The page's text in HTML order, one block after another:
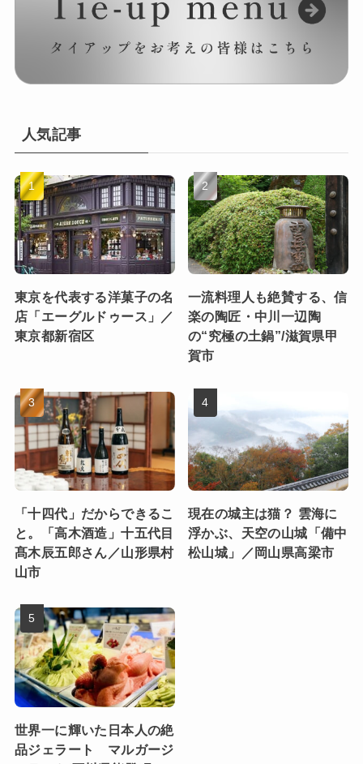
人気記事
東京を代表する洋菓子の名
店「エーグルドゥース」／
東京都新宿区
一流料理人も絶賛する、信
楽の陶匠・中川一辺陶
の“究極の土鍋”/滋賀県甲
賀市
「十四代」だからできるこ
と。「高木酒造」十五代目
髙木辰五郎さん／山形県村
山市
現在の城主は猫？ 雲海に
浮かぶ、天空の山城「備中
松山城」／岡山県高梁市
世界一に輝いた日本人の絶
品ジェラート マルガージ